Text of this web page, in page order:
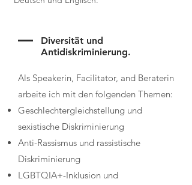
Diversität und
Antidiskriminierung.
Als Speakerin, Facilitator, and Beraterin
arbeite ich mit den folgenden Themen:
Geschlechtergleichstellung und
sexistische Diskriminierung
Anti-Rassismus und rassistische
Diskriminierung
LGBTQIA+-Inklusion und